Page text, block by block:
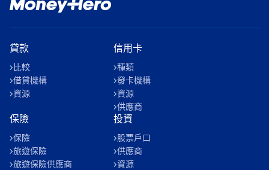
貸款
比較
借貸機構
資源
信用卡
種類
發卡機構
資源
供應商
保險
保險
旅遊保險
旅遊保險供應商
投資
股票戶口
供應商
資源